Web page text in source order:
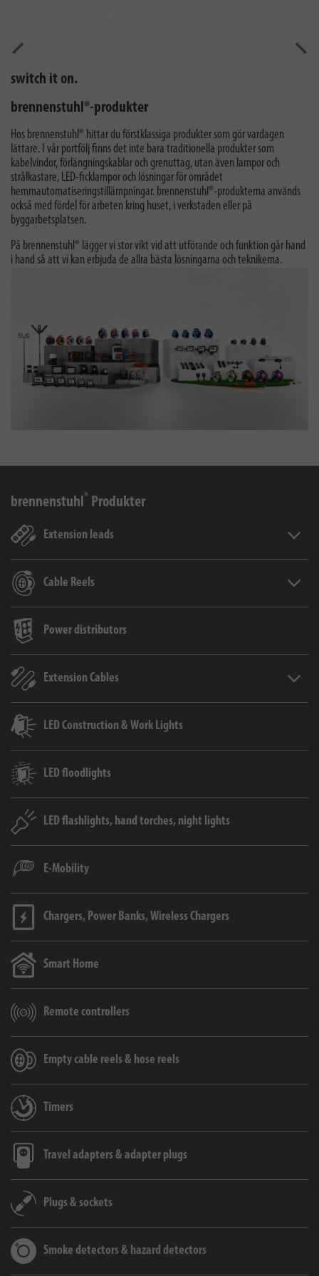
switch it on.
brennenstuhl®-produkter
Hos brennenstuhl® hittar du förstklassiga produkter som gör vardagen
lättare. I vår portfölj finns det inte bara traditionella produkter som
kabelvindor, förlängningskablar och grenuttag, utan även lampor och
strålkastare, LED-ficklampor och lösningar för området
hemmautomatiseringstillämpningar. brennenstuhl®-produkterna används
också med fördel för arbeten kring huset, i verkstaden eller på
byggarbetsplatsen.
På brennenstuhl® lägger vi stor vikt vid att utförande och funktion går hand
i hand så att vi kan erbjuda de allra bästa lösningarna och teknikerna.
brennenstuhl® Produkter
Extension leads
Cable Reels Cable
Power distributors
Extension Cables
LED Construction & Work Lights
LED floodlights
LED flashlights, hand torches, night lights
E-Mobility
Chargers, Power Banks, Wireless Chargers
Smart Home
Remote controllers
Empty cable reels & hose reels
Timers
Travel adapters & adapter plugs
Plugs & sockets
Smoke detectors & hazard detectors